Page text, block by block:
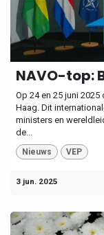
NAVO-top:
Op 24 en 25 juni
Haag. Dit
ministers en
de...
Nieuws VEP
3 jun. 2025